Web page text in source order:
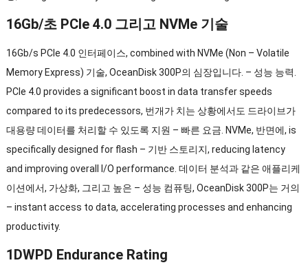
16Gb/초 PCIe 4.0 그리고 NVMe 기술
16Gb/s PCIe 4.0 인터페이스, combined with NVMe (Non – Volatile
Memory Express) 기술, OceanDisk 300P의 심장입니다. – 성능 능력.
PCIe 4.0 provides a significant boost in data transfer speeds
compared to its predecessors, 번개가 치는 상황에서도 드라이브가
대용량 데이터를 처리할 수 있도록 지원 – 빠른 요금. NVMe, 반면에, is
specifically designed for flash – 기반 스토리지, reducing latency
and improving overall I/O performance . 데이터 분석과 같은 애플리케
이션에서, 가상화, 그리고 높은 – 성능 컴퓨팅, OceanDisk 300P는 거의
– instant access to data, accelerating processes and enhancing
productivity.
1DWPD Endurance Rating